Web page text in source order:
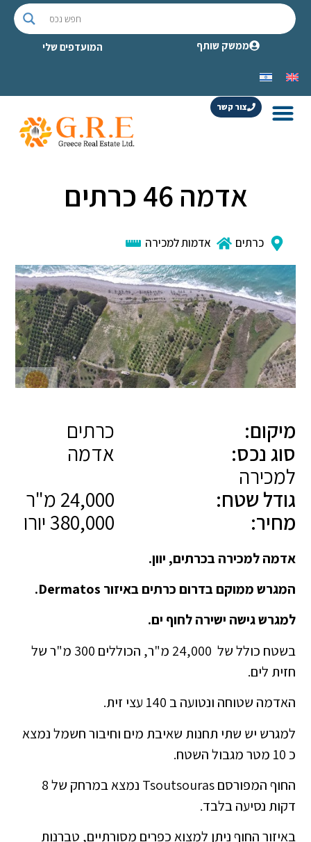
ממשק שותף המועדפים שלי
צור קשר
אדמה 46 כרתים
כרתים אדמות למכירה
מיקום:
כרתים
סוג נכס:
אדמה
למכירה
גודל שטח:
מחיר:
אדמה למכירה בכרתים, יוון.
המגרש ממוקם בדרום כרתים באיזור Dermatos.
למגרש גישה ישירה לחוף ים.
בשטח כולל של 24,000 מ"ר, הכוללים 300 מ"ר של
חזית לים.
האדמה שטוחה ונטועה ב 140 עצי זית.
למגרש יש שתי תחנות שאיבת מים וחיבור חשמל נמצא
כ 10 מטר מגבול השטח.
החוף המפורסם Tsoutsouras נמצא במרחק של 8
דקות נסיעה בלבד.
באיזור החוף ניתן למצוא כפרים מסורתיים, טברנות